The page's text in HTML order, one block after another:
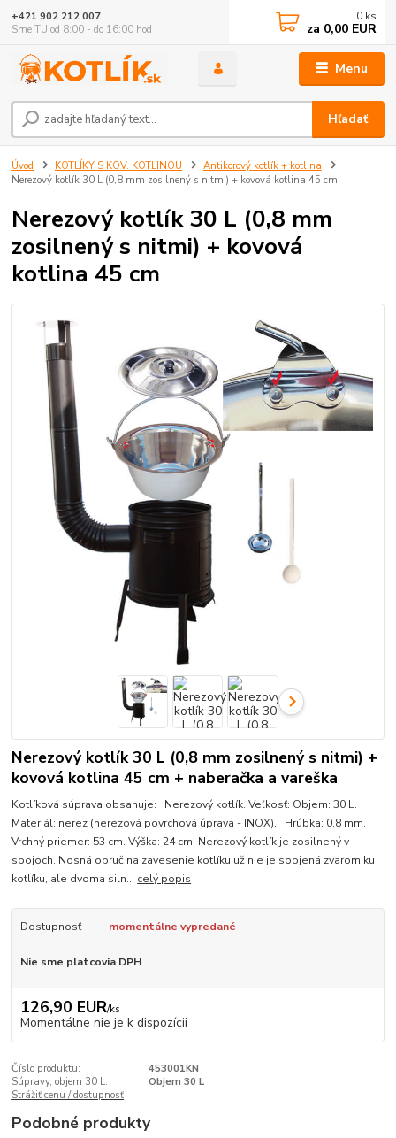
Menu
Hľadať
+421 902 212 007
Sme TU od 8:00 - do 16:00 hod
0 ks
za 0,00 EUR
Úvod KOTLÍKY S KOV. KOTLINOU
Antikorový kotlík + kotlina
Nerezový kotlík 30 L (0,8 mm zosilnený s nitmi) + kovová kotlina 45 cm
Nerezový kotlík 30 L (0,8 mm
zosilnený s nitmi) + kovová
kotlina 45 cm
Nerezový kotlík 30 L (0,8 mm zosilnený s nitmi) +
kovová kotlina 45 cm + naberačka a vareška
Kotlíková súprava obsahuje: Nerezový kotlík. Veľkosť: Objem: 30 L.
Materiál: nerez (nerezová povrchová úprava - INOX). Hrúbka: 0,8 mm.
Vrchný priemer: 53 cm. Výška: 24 cm. Nerezový kotlík je zosilnený v
spojoch. Nosná obruč na zavesenie kotlíku už nie je spojená zvarom ku
kotlíku, ale dvoma siln... celý popis
Dostupnosť momentálne vypredané
Nie sme platcovia DPH
126,90 EUR/ks
Momentálne nie je k dispozícii
Číslo produktu:
453001KN
Súpravy, objem 30 L:
Objem 30 L
Strážiť cenu / dostupnosť
Podobné produkty